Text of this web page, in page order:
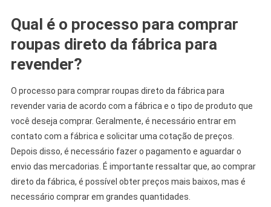
Qual é o processo para comprar
roupas direto da fábrica para
revender?
O processo para comprar roupas direto da fábrica para
revender varia de acordo com a fábrica e o tipo de produto que
você deseja comprar. Geralmente, é necessário entrar em
contato com a fábrica e solicitar uma cotação de preços.
Depois disso, é necessário fazer o pagamento e aguardar o
envio das mercadorias. É importante ressaltar que, ao comprar
direto da fábrica, é possível obter preços mais baixos, mas é
necessário comprar em grandes quantidades.